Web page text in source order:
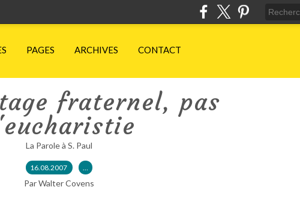
PAGES ARCHIVES CONTACT
fraternel, pas
La Parole à S. Paul
16.08.2007 …
Par Walter Covens